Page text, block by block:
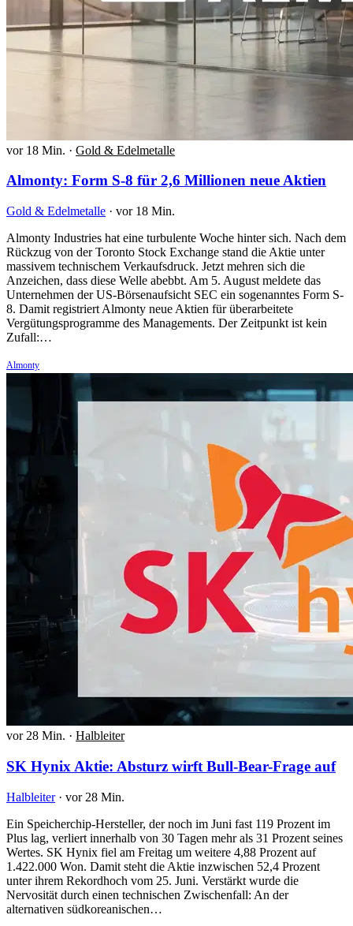
vor 18 Min. · Gold & Edelmetalle
Almonty: Form S-8 für 2,6 Millionen neue Aktien
Gold & Edelmetalle · vor 18 Min.
Almonty Industries hat eine turbulente Woche hinter sich. Nach dem
Rückzug von der Toronto Stock Exchange stand die Aktie unter
massivem technischem Verkaufsdruck. Jetzt mehren sich die
Anzeichen, dass diese Welle abebbt. Am 5. August meldete das
Unternehmen der US-Börsenaufsicht SEC ein sogenanntes Form S-
8. Damit registriert Almonty neue Aktien für überarbeitete
Vergütungsprogramme des Managements. Der Zeitpunkt ist kein
Zufall:…
Almonty
vor 28 Min. · Halbleiter
SK Hynix Aktie: Absturz wirft Bull-Bear-Frage auf
Halbleiter · vor 28 Min.
Ein Speicherchip-Hersteller, der noch im Juni fast 119 Prozent im
Plus lag, verliert innerhalb von 30 Tagen mehr als 31 Prozent seines
Wertes. SK Hynix fiel am Freitag um weitere 4,88 Prozent auf
1.422.000 Won. Damit steht die Aktie inzwischen 52,4 Prozent
unter ihrem Rekordhoch vom 25. Juni. Verstärkt wurde die
Nervosität durch einen technischen Zwischenfall: An der
alternativen südkoreanischen…